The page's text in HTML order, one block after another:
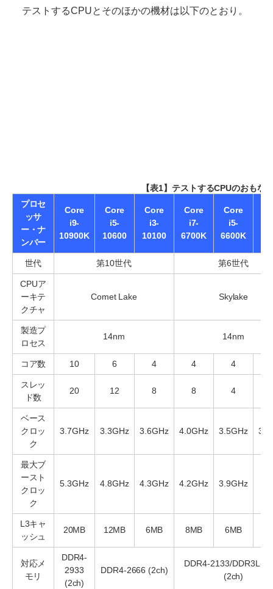
テストするCPUとそのほかの機材は以下のとおり。
【表1】テストするCPUのおもな
プロセ
ッサ
ー・ナ
ンバー
Core
i9-
10900K
Core
i5-
10600
Core
i3-
10100
Core
i7-
6700K
Core
i5-
6600K
世代 第10世代 第6世代
CPUア
ーキテ
クチャ
Comet Lake Skylake
製造プ
ロセス
14nm 14nm
コア数 10 6 4 4 4
スレッ
ド数
20 12 8 8 4
ベース
クロッ
ク
3.7GHz 3.3GHz 3.6GHz 4.0GHz 3.5GHz
最大ブ
ースト
クロッ
ク
5.3GHz 4.8GHz 4.3GHz 4.2GHz 3.9GHz
L3キャ
ッシュ
20MB 12MB 6MB 8MB 6MB
対応メ
モリ
DDR4-
2933
(2ch)
DDR4-2666 (2ch)
DDR4-2133/DDR3L-
(2ch)